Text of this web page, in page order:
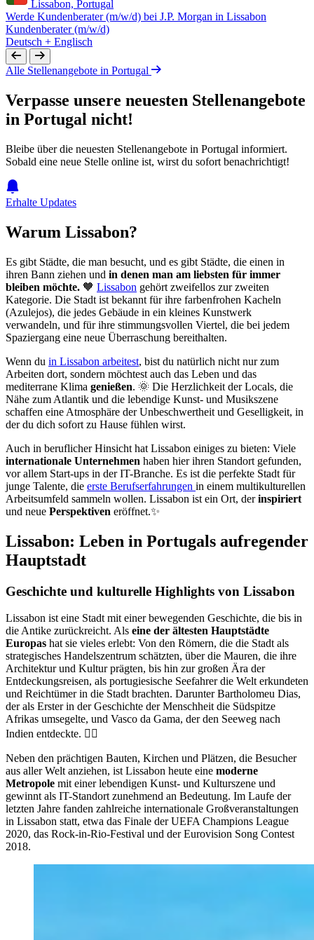
Lissabon, Portugal
Werde Kundenberater (m/w/d) bei J.P. Morgan in Lissabon
Kundenberater (m/w/d)
Deutsch + Englisch
Alle Stellenangebote in Portugal
Verpasse unsere neuesten Stellenangebote
in Portugal nicht!
Bleibe über die neuesten Stellenangebote in Portugal informiert.
Sobald eine neue Stelle online ist, wirst du sofort benachrichtigt!
Erhalte Updates
Warum Lissabon?
Es gibt Städte, die man besucht, und es gibt Städte, die einen in
ihren Bann ziehen und in denen man am liebsten für immer
bleiben möchte. 🧡 Lissabon gehört zweifellos zur zweiten
Kategorie. Die Stadt ist bekannt für ihre farbenfrohen Kacheln
(Azulejos), die jedes Gebäude in ein kleines Kunstwerk
verwandeln, und für ihre stimmungsvollen Viertel, die bei jedem
Spaziergang eine neue Überraschung bereithalten.
Wenn du in Lissabon arbeitest, bist du natürlich nicht nur zum
Arbeiten dort, sondern möchtest auch das Leben und das
mediterrane Klima genießen. 🌞 Die Herzlichkeit der Locals, die
Nähe zum Atlantik und die lebendige Kunst- und Musikszene
schaffen eine Atmosphäre der Unbeschwertheit und Geselligkeit, in
der du dich sofort zu Hause fühlen wirst.
Auch in beruflicher Hinsicht hat Lissabon einiges zu bieten: Viele
internationale Unternehmen haben hier ihren Standort gefunden,
vor allem Start-ups in der IT-Branche. Es ist die perfekte Stadt für
junge Talente, die erste Berufserfahrungen in einem multikulturellen
Arbeitsumfeld sammeln wollen. Lissabon ist ein Ort, derinspiriert
und neue Perspektiven eröffnet.✨
Lissabon: Leben in Portugals aufregender
Hauptstadt
Geschichte und kulturelle Highlights von Lissabon
Lissabon ist eine Stadt mit einer bewegenden Geschichte, die bis in
die Antike zurückreicht. Als eine der ältesten Hauptstädte
Europas hat sie vieles erlebt: Von den Römern, die die Stadt als
strategisches Handelszentrum schätzten, über die Mauren, die ihre
Architektur und Kultur prägten, bis hin zur großen Ära der
Entdeckungsreisen, als portugiesische Seefahrer die Welt erkundeten
und Reichtümer in die Stadt brachten. Darunter Bartholomeu Dias,
der als Erster in der Geschichte der Menschheit die Südspitze
Afrikas umsegelte, und Vasco da Gama, der den Seeweg nach
Indien entdeckte. 🚣‍♂️
Neben den prächtigen Bauten, Kirchen und Plätzen, die Besucher
aus aller Welt anziehen, ist Lissabon heute eine moderne
Metropole mit einer lebendigen Kunst- und Kulturszene und
gewinnt als IT-Standort zunehmend an Bedeutung. Im Laufe der
letzten Jahre fanden zahlreiche internationale Großveranstaltungen
in Lissabon statt, etwa das Finale der UEFA Champions League
2020, das Rock-in-Rio-Festival und der Eurovision Song Contest
2018.